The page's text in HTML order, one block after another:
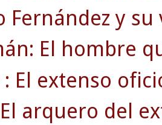
Fernández y
El hombre
: El extenso
arquero del